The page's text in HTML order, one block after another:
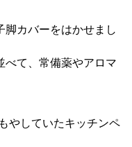
脚カバーをはかせまし
べて、常備薬やアロマ
やしていたキッチンペ